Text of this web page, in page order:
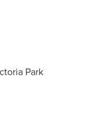
Park